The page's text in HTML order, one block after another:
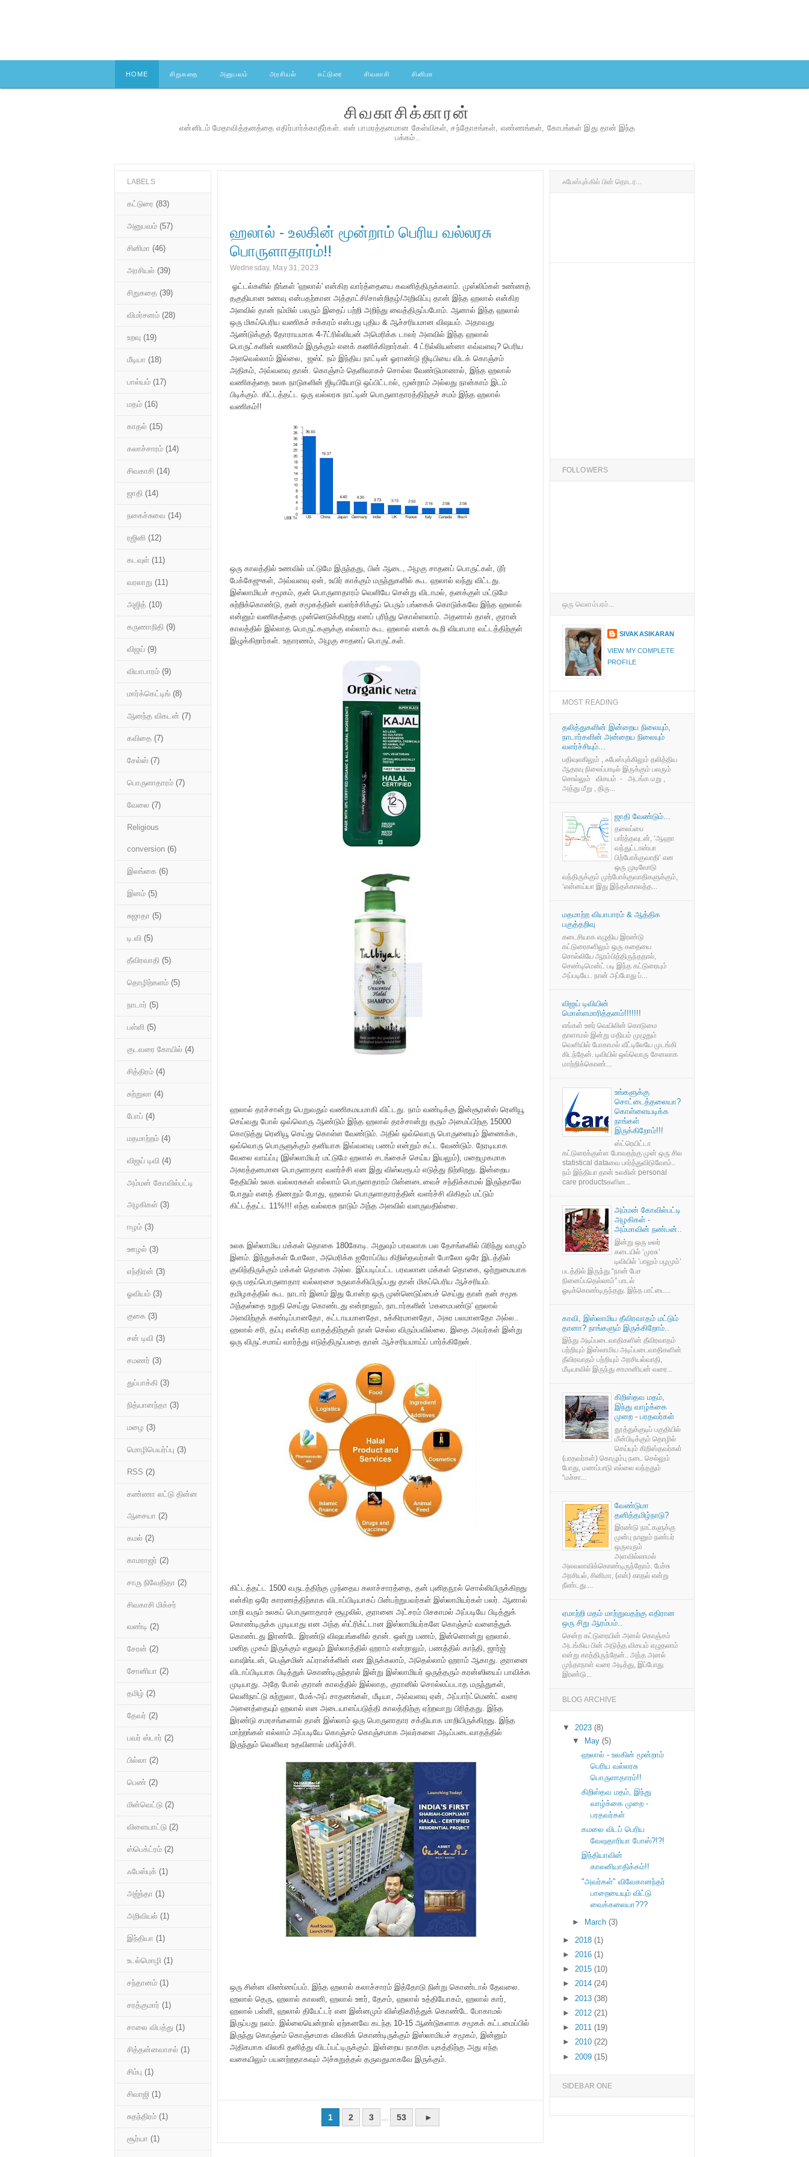
HOME சிறுகதை அனுபவம் அரசியல் கட்டுரை சிவகாசி சினிமா
சிவகாசிக்காரன்
என்னிடம் மேதாவித்தனத்தை எதிர்பார்க்காதீர்கள். என் பாமரத்தனமான கேள்விகள், சந்தோசங்கள், எண்ணங்கள், கோபங்கள் இது தான் இந்த
பக்கம்..
ஹலால் - உலகின் மூன்றாம் பெரிய வல்லரசு
பொருளாதாரம்!!
Wednesday, May 31, 2023
ஓட்டல்களில் நீங்கள் 'ஹலால்' என்கிற வார்த்தையை கவனித்திருக்கலாம். முஸ்லிம்கள் உண்ணத்
தகுதியான உணவு என்பதற்கான அத்தாட்சி/சான்றிதழ்/அறிவிப்பு தான் இந்த ஹலால் என்கிற
அளவில் தான் நம்மில் பலரும் இதைப் பற்றி அறிந்து வைத்திருப்பபோம். ஆனால் இந்த ஹலால்
ஒரு மிகப்பெரிய வணிகச் சக்கரம் என்பது புதிய & ஆச்சரியமான விஷயம். அதாவது
ஆண்டுக்குத் தோராயமாக 4-7ட்ரில்லியன் அமெரிக்க டாலர் அளவில் இந்த ஹலால்
பொருட்களின் வணிகம் இருக்கும் எனக் கணிக்கிறார்கள். 4 ட்ரில்லியன்னா எவ்வளவு? பெரிய
அளவெல்லாம் இல்லை, ஜஸ்ட் நம் இந்திய நாட்டின் ஓராண்டு ஜிடிபியை விடக் கொஞ்சம்
அதிகம், அவ்வளவு தான். கொஞ்சம் தெளிவாகச் சொல்ல வேண்டுமானால், இந்த ஹலால்
வணிகத்தை உலக நாடுகளின் ஜிடிபியோடு ஒப்பிட்டால், மூன்றாம் அல்லது நான்காம் இடம்
பிடிக்கும். கிட்டத்தட்ட ஒரு வல்லரசு நாட்டின் பொருளாதாரத்திற்குச் சமம் இந்த ஹலால்
வணிகம்!!
ஒரு காலத்தில் உணவில் மட்டுமே இருந்தது, பின் ஆடை, அழகு சாதனப் பொருட்கள், டூர்
பேக்கேஜுகள், அவ்வளவு ஏன், உயிர் காக்கும் மருந்துகளில் கூட ஹலால் வந்து விட்டது.
இஸ்லாமியச் சமூகம், தன் பொருளாதாரம் வெளியே சென்று விடாமல், தனக்குள் மட்டுமே
சுற்றிக்கொண்டு, தன் சமூகத்தின் வளர்ச்சிக்குப் பெரும் பங்கைக் கொடுக்கவே இந்த ஹலால்
என்னும் வணிகத்தை முன்னெடுக்கிறது எனப் புரிந்து கொள்ளலாம். அதனால் தான், குரான்
காலத்தில் இல்லாத பொருட்களுக்கு எல்லாம் கூட ஹலால் எனக் கூறி வியாபார வட்டத்திற்குள்
இழுக்கிறார்கள். உதாரணம், அழகு சாதனப் பொருட்கள்.
ஹலால் தரச்சான்று பெறுவதும் வணிகமயமாகி விட்டது. நாம் வண்டிக்கு இன்சூரன்ஸ் ரெனியூ
செய்வது போல் ஒவ்வொரு ஆண்டும் இந்த ஹலால் தரச்சான்று தரும் அமைப்பிற்கு 15000
கொடுத்து ரெனியூ செய்து கொள்ள வேண்டும். அதில் ஒவ்வொரு பொருளையும் இணைக்க,
ஒவ்வொரு பொருளுக்கும் தனியாக இவ்வளவு பணம் என்றும் கட்ட வேண்டும். நேரடியாக
வேலை வாய்ப்பு (இஸ்லாமியர் மட்டுமே ஹலால் சடங்கைச் செய்ய இயலும்), மறைமுகமாக
அசுரத்தனமான பொருளாதார வளர்ச்சி என இது விஸ்வரூபம் எடுத்து நிற்கிறது. இன்றைய
தேதியில் உலக வல்லரசுகள் எல்லாம் பொருளாதாரம் பின்னடைவைச் சந்திக்காமல் இருந்தாலே
போதும் எனத் திணறும் போது, ஹலால் பொருளாதாரத்தின் வளர்ச்சி விகிதம் மட்டும்
கிட்டத்தட்ட 11%!!! எந்த வல்லரசு நாடும் அந்த அளவில் வளருவதில்லை.
உலக இஸ்லாமிய மக்கள் தொகை 180கோடி. அதுவும் பரவலாக பல தேசங்களில் பிரிந்து வாழும்
இனம். இந்துக்கள் போலோ, அமெரிக்க ஐரோப்பிய கிறிஸ்தவர்கள் போலோ ஒரே இடத்தில்
குவிந்திருக்கும் மக்கள் தொகை அல்ல. இப்படிப்பட்ட பரவலான மக்கள் தொகை, ஒற்றுமையாக
ஒரு மதப்பொருளாதார வல்லரசை உருவாக்கியிருப்பது தான் மிகப்பெரிய ஆச்சரியம்.
தமிழகத்தில் கூட நாடார் இனம் இது போன்ற ஒரு முன்னெடுப்பைச் செய்து தான் தன் சமூக
அந்தஸ்தை உறுதி செய்து கொண்டது என்றாலும், நாடார்களின் 'மகமைபண்டு' ஹலால்
அளவிற்குக் கண்டிப்பானதோ, கட்டாயமானதோ, உக்கிரமானதோ, அசுர பலமானதோ அல்ல..
ஹலால் சரி, தப்பு என்கிற வாதத்திற்குள் நான் செல்ல விரும்பவில்லை. இதை அவர்கள் இன்று
ஒரு விருட்சமாய் வார்த்து எடுத்திருப்பதை தான் ஆச்சரியமாய்ப் பார்க்கிறேன்.
கிட்டத்தட்ட 1500 வருடத்திற்கு முந்தைய கலாச்சாரத்தை, தன் புனிதநூல் சொல்லியிருக்கிறது
என்கிற ஒரே காரணத்திற்காக விடாப்பிடியாகப் பின்பற்றுபவர்கள் இஸ்லாமியர்கள் பலர். ஆனால்
மாறி வரும் உலகப் பொருளாதாரச் சூழலில், குரானை அட்சரம் பிசகாமல் அப்படியே பிடித்துக்
கொண்டிருக்க முடியாது என அந்த ஸ்ட்ரிக்ட்டான இஸ்லாமியர்களே கொஞ்சம் வளைத்துக்
கொண்டது இரண்டே இரண்டு விஷயங்களில் தான். ஒன்று பணம், இன்னொன்று ஹலால்.
மனித முகம் இருக்கும் எதுவும் இஸ்லாத்தில் ஹராம் என்றாலும், பணத்தில் காந்தி, ஜார்ஜ்
வாஷிங்டன், பெஞ்சமின் ஃப்ரான்க்ளின் என இருக்கலாம், அதெல்லாம் ஹராம் ஆகாது. குரானை
விடாப்பிடியாக பிடித்துக் கொண்டிருந்தால் இன்று இஸ்லாமியர் ஒருத்தரும் கரன்ஸியைப் பாவிக்க
முடியாது. அதே போல் குரான் காலத்தில் இல்லாத, குரானில் சொல்லப்படாத மருந்துகள்,
வெளிநாட்டு சுற்றுலா, மேக்-அப் சாதனங்கள், மீடியா, அவ்வளவு ஏன், அப்பார்ட்மெண்ட் வரை
அனைத்தையும் ஹலால் என அடையாளப்படுத்தி காலத்திற்கு ஏற்றவாறு பிரித்தது. இந்த
இரண்டு சமரசங்களால் தான் இஸ்லாம் ஒரு பொருளாதார சக்தியாக மாறியிருக்கிறது. இந்த
மாற்றங்கள் எல்லாம் அப்படியே கொஞ்சம் கொஞ்சமாக அவர்களை அடிப்படைவாதத்தில்
இருந்தும் வெளிவர உதவினால் மகிழ்ச்சி.
ஒரு சின்ன விண்ணப்பம். இந்த ஹலால் கலாச்சாரம் இத்தோடு நின்று கொண்டால் தேவலை.
ஹலால் தெரு, ஹலால் காலனி, ஹலால் ஊர், தேசம், ஹலால் உத்தியோகம், ஹலால் கார்,
ஹலால் பள்ளி, ஹலால் தியேட்டர் என இன்னமும் விஸ்திகரித்துக் கொண்டே போகாமல்
இருப்பது நலம். இல்லையென்றால் ஏற்கனவே கடந்த 10-15 ஆண்டுகளாக சமூகக் கட்டமைப்பில்
இருந்து கொஞ்சம் கொஞ்சமாக விலகிக் கொண்டிருக்கும் இஸ்லாமியச் சமூகம், இன்னும்
அதிகமாக விலகி தனித்து விடப்பட்டிருக்கும். இன்றைய நாகரிக யுகத்திற்கு அது எந்த
வகையிலும் பயனற்றதாகவும் அச்சுறுத்தல் தருவதுமாகவே இருக்கும்.
1 2 3 ... 53 ►
LABELS
கட்டுரை (83)
அனுபவம் (57)
சினிமா (46)
அரசியல் (39)
சிறுகதை (39)
விமர்சனம் (28)
உறவு (19)
மீடியா (18)
பால்யம் (17)
மதம் (16)
காதல் (15)
கலாச்சாரம் (14)
சிவகாசி (14)
ஜாதி (14)
நகைச்சுவை (14)
ரஜினி (12)
கடவுள் (11)
வரலாறு (11)
அஜித் (10)
கருணாநிதி (9)
விஜய் (9)
வியாபாரம் (9)
மார்க்கெட்டிங் (8)
ஆனந்த விகடன் (7)
கவிதை (7)
சேல்ஸ் (7)
பொருளாதாரம் (7)
வேலை (7)
Religious
conversion (6)
இலங்கை (6)
இனம் (5)
சுஜாதா (5)
டி.வி (5)
தீவிரவாதி (5)
தொழிற்களம் (5)
நாடார் (5)
பள்ளி (5)
குடவரை கோயில் (4)
சித்திரம் (4)
சுற்றுலா (4)
போப் (4)
மதமாற்றம் (4)
விஜய் டிவி (4)
அம்மன் கோவில்பட்டி
அழகிகள் (3)
ஈழம் (3)
ஊழல் (3)
எந்திரன் (3)
ஓவியம் (3)
குகை (3)
சன் டிவி (3)
சமணர் (3)
துப்பாக்கி (3)
நித்யானந்தா (3)
மழை (3)
மொழிபெயர்ப்பு (3)
RSS (2)
கண்ணா லட்டு தின்ன
ஆசையா (2)
கமல் (2)
காமராஜர் (2)
சாரு நிவேதிதா (2)
சிவகாசி மிக்சர்
வண்டி (2)
சேரன் (2)
சோனியா (2)
தமிழ் (2)
தேவர் (2)
பவர் ஸ்டார் (2)
பில்லா (2)
பெண் (2)
மின்வெட்டு (2)
விளையாட்டு (2)
ஸ்பெக்ட்ரம் (2)
ஃபேஸ்புக் (1)
அஜ்ந்தா (1)
அறிவியல் (1)
இந்தியா (1)
உடல்மொழி (1)
சந்தானம் (1)
சரத்குமார் (1)
சாலை விபத்து (1)
சித்தன்னவாசல் (1)
சிம்பு (1)
சிவாஜி (1)
சுதந்திரம் (1)
சூர்யா (1)
ஃபேஸ்புக்கில் பின் தொடர...
FOLLOWERS
ஒரு வெளம்பரம்...
SIVAKASIKARAN
VIEW MY COMPLETE
PROFILE
MOST READING
தலித்துகளின் இன்றைய நிலையும்,
நாடார்களின் அன்றைய நிலையும்
வளர்ச்சியும்...
பதிவுலகிலும் , ஃபேஸ்புக்கிலும் தலித்திய
ஆதரவு நிலைப்பாடில் இருக்கும் பலரும்
சொல்லும் விசயம் - அடங்க மறு ,
அத்து மீறு , திரு...
ஜாதி வேண்டும்...
தலைப்பை
பார்த்தவுடன், ‘ஆஹா
வந்துட்டான்யா
பிற்போக்குவாதி’ என
ஒரு முடிவோடு
வந்திருக்கும் முற்போக்குவாதிகளுக்கும்,
‘என்னய்யா இது இந்தக்காலத்த...
மதமாற்ற வியாபாரம் & ஆத்திக
பகுத்தறிவு
கடைசியாக எழுதிய இரண்டு
கட்டுரைகளிலும் ஒரு கதையை
சொல்லியே ஆரம்பித்திருந்ததால்,
செண்டிமென்ட் படி இந்த கட்டுரையும்
அப்படியே.. நான் அப்போது ப்...
விஜய் டிவியின்
மொள்ளமாரித்தனம்!!!!!!!
எங்கள் ஊர் வெயிலின் கொடுமை
தாளாமல் இன்று மதியம் முழுதும்
வெளியில் போகாமல் வீட்டிலேயே முடங்கி
கிடந்தேன். டிவியில் ஒவ்வொரு சேனலாக
மாற்றிக்கொண்...
உங்களுக்கு
சொட்டைத்தலையா?
கொள்ளையடிக்க
நாங்கள்
இருக்கிறோம்!!!
ஸ்ட்ரெயிட்டா
கட்டுரைக்குள்ள போவதற்கு முன் ஒரு சில
statistical dataவை பார்த்துவிடுவோம்..
நம் இந்தியா தான் உலகின் personal
care productsகளின...
அம்மன் கோவில்பட்டி
அழகிகள் -
அம்மாவின் நண்பன்..
இன்று ஒரு டீலர்
கடையில் ‘முரசு’
டிவியில் ’பாலும் பழமும்’
படத்தில் இருந்து “நான் பேச
நினைப்பதெல்லாம்” பாடல்
ஓடிக்கொண்டிருந்தது. இந்த பாட்டை...
காவி, இஸ்லாமிய தீவிரவாதம் மட்டும்
தானா? நாங்களும் இருக்கிறோம்..
இந்து அடிப்படைவாதிகளின் தீவிரவாதம்
பற்றியும் இஸ்லாமிய அடிப்படைவாதிகளின்
தீவிரவாதம் பற்றியும் அரசியல்வாதி,
மீடியாவில் இருந்து சாமானியன் வரை...
கிறிஸ்தவ மதம்,
இந்து வாழ்க்கை
முறை - பரதவர்கள்
தூத்துக்குடிப் பகுதியில்
மீன்பிடிக்கும் தொழில்
செய்யும் கிறிஸ்தவர்கள்
(பரதவர்கள்) கொழும்பு நடை செல்லும்
போது, மணப்பாடு எல்லை வந்ததும்
“மச்சா...
வேண்டுமா
தனித்தமிழ்நாடு?
இரண்டு நாட்களுக்கு
முன்பு நானும் நண்பர்
ஒருவரும்
அளவில்லாமல்
அலவலாவிக்கொண்டிருந்தோம். பேச்சு
அரசியல், சினிமா, (என்) காதல் என்று
நீண்டது....
ஏமாற்றி மதம் மாற்றுவதற்கு எதிரான
ஒரு சிறு ஆரம்பம்..
சென்ற கட்டுரையின் அனல் கொஞ்சம்
அடங்கிய பின் அடுத்த விசயம் எழுதலாம்
என்று காத்திருந்தேன்.. அந்த அனல்
முந்தாநாள் வரை அடித்து, இப்போது
இரண்டு...
BLOG ARCHIVE
▼ 2023 (8)
▼
May (5)
ஹலால் - உலகின் மூன்றாம்
பெரிய வல்லரசு
பொருளாதாரம்!!
கிறிஸ்தவ மதம், இந்து
வாழ்க்கை முறை -
பரதவர்கள்
கமலை விடப் பெரிய
வேஷதாரியா போஸ்?!?!
இந்தியாவின்
காலனியாதிக்கம்!!
"அவர்கள்" விவேகானந்தர்
பாறையையும் விட்டு
வைக்கலையா???
►
March (3)
► 2018 (1)
► 2016 (1)
► 2015 (10)
► 2014 (24)
► 2013 (38)
► 2012 (21)
► 2011 (19)
► 2010 (22)
► 2009 (15)
SIDEBAR ONE